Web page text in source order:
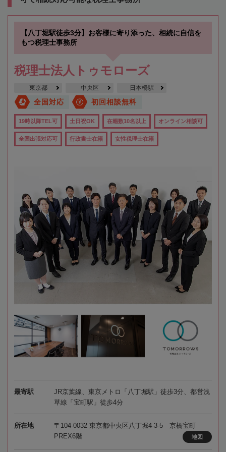
【八丁堀駅徒歩3分】お客様に寄り添った、相続に自信を
もつ税理士事務所
税理士法人トゥモローズ
東京都 中央区 日本橋駅
全国対応 初回相談無料
19時以降TEL可 土日祝OK 在籍数10名以上 オンライン相談可
全国出張対応可 行政書士在籍 女性税理士在籍
最寄駅
JR京葉線、東京メトロ「八丁堀駅」徒歩3分、都営浅
草線「宝町駅」徒歩4分
所在地
〒104-0032 東京都中央区八丁堀4-3-5 京橋宝町
PREX6階
地図